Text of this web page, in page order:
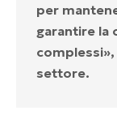
per
garantire la
settore.